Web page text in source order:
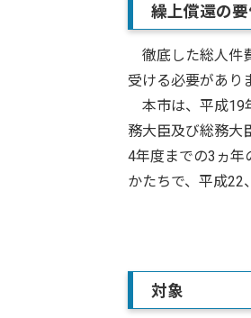
繰上償還の
徹底した総人件
受ける必要があり
本市は、平成19
務大臣及び総務大
4年度までの3ヵ年
かたちで、平成22
対象